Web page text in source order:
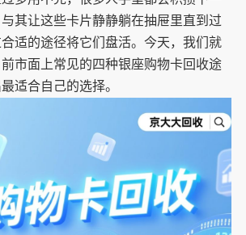
其让这些卡片静静躺在抽屉里直到过
适的途径将它们盘活。今天，我们就
市面上常见的四种银座购物卡回收途
适合自己的选择。